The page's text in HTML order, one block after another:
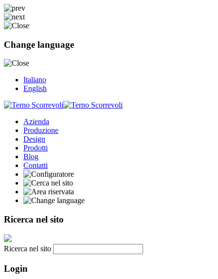
Change language
Italiano
English
Azienda
Produzione
Design
Prodotti
Blog
Contatti
Ricerca nel sito
Ricerca nel sito
Login